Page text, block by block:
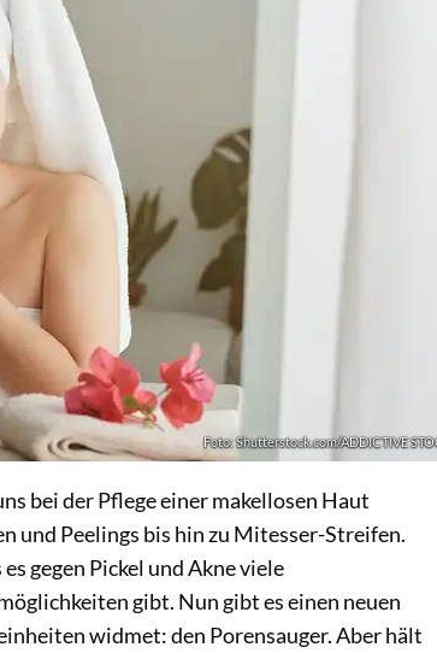
Foto: Shutterstock.com/ADDICTIVE
bei der Pflege einer makellosen Haut
und Peelings bis hin zu Mitesser-Streifen.
es gegen Pickel und Akne viele
gibt. Nun gibt es einen neuen
widmet: den Porensauger. Aber hält